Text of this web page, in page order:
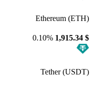
Ethereum (ETH)
$
1,915.34
0.10%
Tether (USDT)